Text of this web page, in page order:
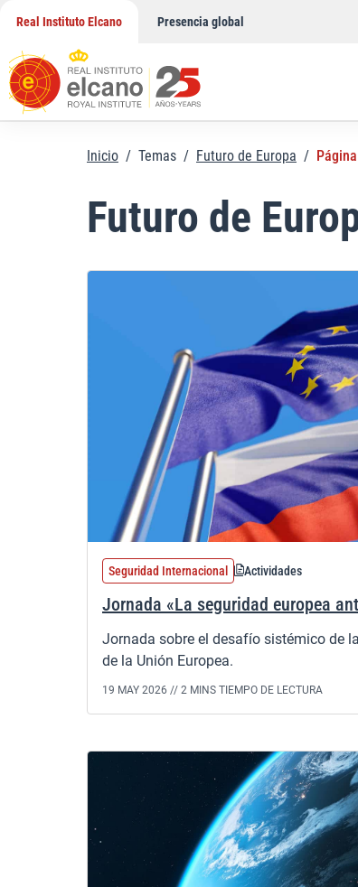
contenido
Real Instituto Elcano Presencia global
Inicio / Temas / Futuro de Europa /
Futuro de
Seguridad Internacional Actividades
Jornada «La seguridad europea
Jornada sobre el desafío sistémico de
de la Unión Europea.
19 MAY 2026 // 2 MINS TIEMPO DE LECTURA